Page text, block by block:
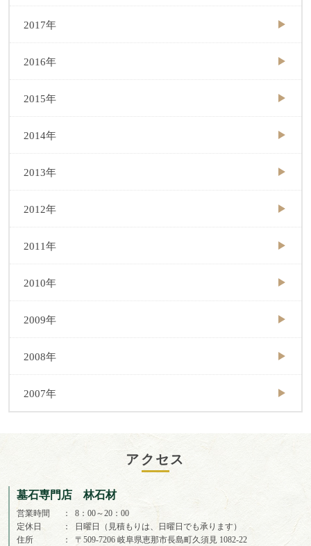
2017年
2016年
2015年
2014年
2013年
2012年
2011年
2010年
2009年
2008年
2007年
アクセス
墓石専門店 林石材
営業時間
8：00～20：00
定休日
日曜日（見積もりは、日曜日でも承ります）
住所
〒509-7206 岐阜県恵那市長島町久須見 1082-22